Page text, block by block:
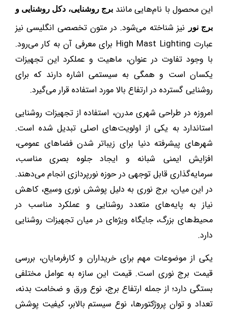
این محصول با نام‌هایی مانندبرج روشنایی، دکل روشنایی و
برج نور نیز شناخته می‌شود. در متون تخصصی انگلیسی نیز
عبارت‌ High Mast Lighting برای معرفی آن به کار می‌رود.
با وجود تفاوت در عنوان، ماهیت و عملکرد این تجهیزات
یکسان است و همگی به سیستمی اشاره دارند که برای
روشنایی گسترده در ارتفاع بالا مورد استفاده قرار می‌گیرد.
امروزه در طراحی شهری مدرن، استفاده از تجهیزات روشنایی
استاندارد به یکی از اولویت‌های اصلی تبدیل شده است.
شهرهای پیشرفته دنیا برای زیباتر شدن فضاهای عمومی،
افزایش ایمنی شبانه و ایجاد جلوه بصری مناسب،
سرمایه‌گذاری قابل توجهی در حوزه نورپردازی انجام می‌دهند.
در این میان، برج نوری به دلیل پوشش نوری وسیع، کاهش
نیاز به پایه‌های متعدد روشنایی و عملکرد مناسب در
محیط‌های بزرگ، جایگاه ویژه‌ای در میان تجهیزات روشنایی
دارد.
یکی از موضوعات مهم برای خریداران و کارفرمایان، بررسی
قیمت برج نوری است. قیمت این سازه به عوامل مختلفی
بستگی دارد؛ از جمله ارتفاع برج، نوع ورق و ضخامت بدنه،
تعداد و توان پروژکتورها، نوع سیستم بالابر، کیفیت پوشش